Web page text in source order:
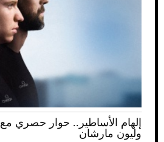
إلهام الأساطير.. حوار حصري
وليون مارشان